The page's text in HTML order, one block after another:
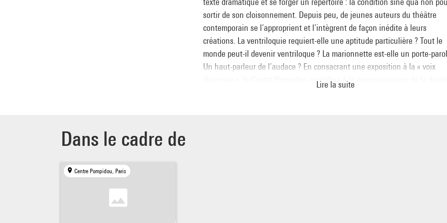
sortir de son cloisonnement. Depuis peu, de jeunes auteurs du théâtre
contemporain se l’approprient et l’intègrent de façon inédite à leurs
créations. La ventriloquie requiert-elle une aptitude particulière ? Tout le
monde peut-il devenir ventriloque ? La marionnette est-elle un porte-
Un haut-parleur de l’audace ? En consacrant une exposition à la « voix
dissociée », le Centre Pompidou contribue à la reconnaissance de la
Lire la suite
Dans le cadre de
Centre Pompidou, Paris